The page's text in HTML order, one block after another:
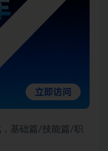
，基础篇/技能篇/职